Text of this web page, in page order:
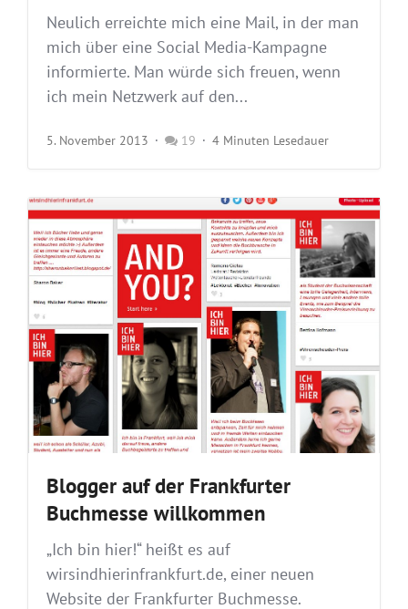
Neulich erreichte mich eine Mail, in der man
mich über eine Social Media-Kampagne
informierte. Man würde sich freuen, wenn
ich mein Netzwerk auf den...
5. November 2013 19 4 Minuten Lesedauer
Blogger auf der Frankfurter
Buchmesse willkommen
„Ich bin hier!“ heißt es auf
wirsindhierinfrankfurt.de, einer neuen
Website der Frankfurter Buchmesse.